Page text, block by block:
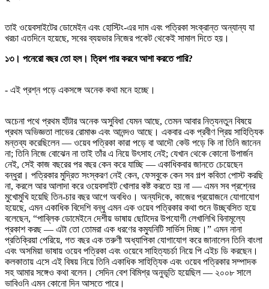
তাই ওয়েবসাইটের ডোমেইন এবং হোস্টিং-এর দাম এবং পত্রিকা সংক্রান্ত অন্যান্য যা
খরচা এতদিনে হয়েছে, সবের ব্যয়ভার নিজের পকেট থেকেই সামাল দিতে হয়।
১৩। পনেরো বছর তো হল। ত্রিশ পার করবে আশা করতে পারি?
- এই প্রশ্ন পড়ে একসঙ্গে অনেক কথা মনে হচ্ছে।
অচেনা পথে প্রথম হাঁটার অনেক অসুবিধা যেমন আছে, তেমন আবার নিত্যনতুন বিষয়ে
প্রথম অভিজ্ঞতা লাভের রোমাঞ্চ এবং আনন্দও আছে। একবার এক প্রবীণ প্রিয় সাহিত্যিক
মন্তব্য করেছিলেন — ওয়েব পত্রিকা কারা পড়ে বা আদৌ কেউ পড়ে কি না তিনি জানেন
না; তিনি নিজে বোঝেন না তাই তাঁর এ নিয়ে উৎসাহ নেই; যেখান থেকে কোনো উপার্জন
নেই, সেই কাজ বছরের পর বছর কেন করে যাচ্ছি — একাধিকবার জানতে চেয়েছেন
বন্ধুরা। পত্রিকার মুদ্রিত সংস্করণ নেই কেন, ফেসবুকে কেন সব গল্প কবিতা পোস্ট করছি
না, করলে আর আলাদা করে ওয়েবসাইট খোলার কষ্ট করতে হয় না — এমন সব প্রশ্নের
মুখোমুখি হয়েছি তিন-চার বছর আগে অবধিও। অন্যদিকে, কাজের প্রয়োজনে যোগাযোগ
হয়েছে, এমন একাধিক বিদেশি বন্ধু এমন এক ওয়েব পত্রিকার কথা শুনে উচ্ছ্বসিত হয়ে
বলেছেন, “পাব্লিক ডোমেইনে দেশীয় ভাষায় ছোটদের উপযোগী লেখালিখি বিনামূল্যে
প্রকাশ করছ — এটা তো তোমরা এক ধরণের কম্যুনিটি সার্ভিস দিচ্ছ।” এমন নানা
প্রতিক্রিয়া পেরিয়ে, গত বছর এক তরুণী অধ্যাপিকা যোগাযোগ করে জানালেন তিনি বাংলা
এবং অসমিয়া ভাষায় ওয়েব পত্রিকা এবং ওয়েবে সাহিত্যচর্চা নিয়ে পি এইচ ডি করছেন।
কলকাতায় এসে এই বিষয় নিয়ে তিনি একাধিক সাহিত্যিক এবং ওয়েব পত্রিকার সম্পাদক
সহ আমার সঙ্গেও কথা বলেন। সেদিন বেশ বিমিশ্র অনুভূতি হয়েছিল — ২০০৮ সালে
ভাবিওনি এমন কোনো দিন আসতে পারে।